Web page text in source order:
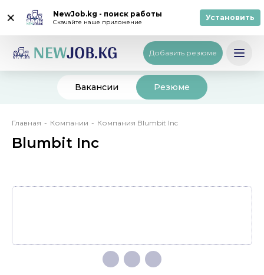
NewJob.kg - поиск работы
Скачайте наше приложение Установить
Добавить резюме
Вход / Регистрация Кыргызча
Вакансии Резюме
Строка
навигации
Главная Компании Компания Blumbit Inc
Blumbit Inc